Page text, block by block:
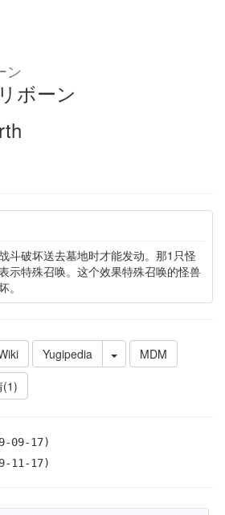
ン
ボーン
斗破坏送去墓地时才能发动。那1只怪
示特殊召唤。这个效果特殊召唤的怪兽
Yugipedia
MDM
(1)
09-17)
11-17)